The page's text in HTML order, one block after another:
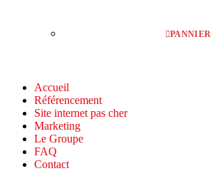
PANNIER
Accueil
Référencement
Site internet pas cher
Marketing
Le Groupe
FAQ
Contact